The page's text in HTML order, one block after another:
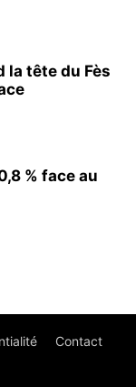
la tête du Fès
% face au
Contact